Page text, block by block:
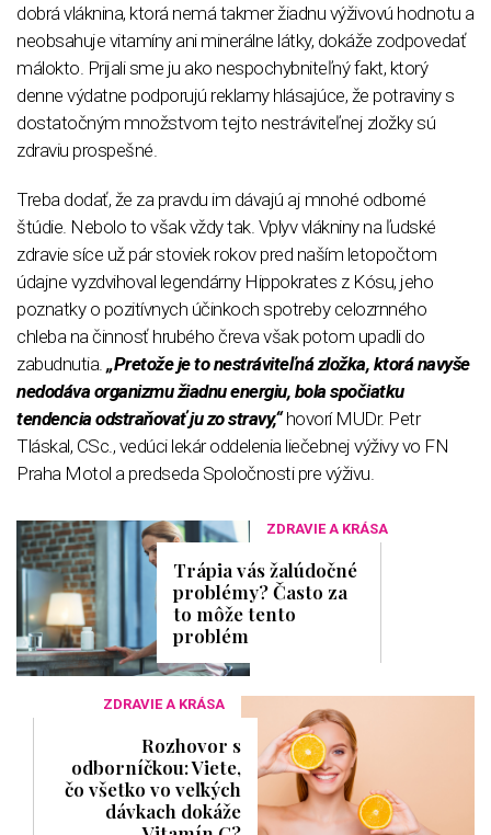
dobrá vláknina, ktorá nemá takmer žiadnu výživovú hodnotu a
neobsahuje vitamíny ani minerálne látky, dokáže zodpovedať
málokto. Prijali sme ju ako nespochybniteľný fakt, ktorý
denne výdatne podporujú reklamy hlásajúce, že potraviny s
dostatočným množstvom tejto nestráviteľnej zložky sú
zdraviu prospešné.
Treba dodať, že za pravdu im dávajú aj mnohé odborné
štúdie. Nebolo to však vždy tak. Vplyv vlákniny na ľudské
zdravie síce už pár stoviek rokov pred naším letopočtom
údajne vyzdvihoval legendárny Hippokrates z Kósu, jeho
poznatky o pozitívnych účinkoch spotreby celozrnného
chleba na činnosť hrubého čreva však potom upadli do
zabudnutia. „Pretože je to nestráviteľná zložka, ktorá navyše
nedodáva organizmu žiadnu energiu, bola spočiatku
tendencia odstraňovať ju zo stravy,“ hovorí MUDr. Petr
Tláskal, CSc., vedúci lekár oddelenia liečebnej výživy vo FN
Praha Motol a predseda Spoločnosti pre výživu.
ZDRAVIE A KRÁSA
Trápia vás žalúdočné
problémy? Často za
to môže tento
problém
ZDRAVIE A KRÁSA
Rozhovor s
odborníčkou: Viete,
čo všetko vo veľkých
dávkach dokáže